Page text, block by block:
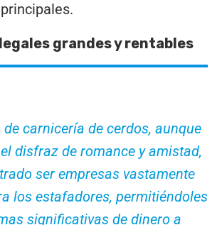
grandes y rentables
de carnicería de cerdos, aunque
disfraz de romance y amistad,
ser empresas vastamente
los estafadores, permitiéndoles
significativas de dinero a